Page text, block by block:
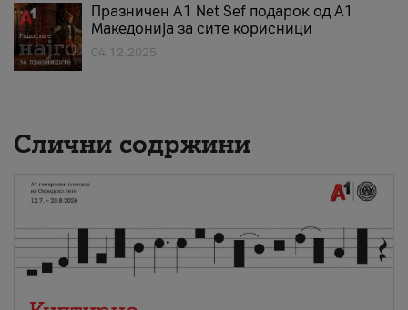
Празничен A1 Net Sеf подарок од А1
Македонија за сите корисници
04.12.2025
Слични содржини